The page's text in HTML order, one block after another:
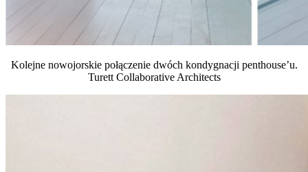
Kolejne nowojorskie połączenie dwóch kondygnacji penthouse’u.
Turett Collaborative Architects